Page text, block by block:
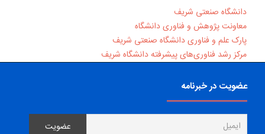
دانشگاه صنعتی شریف
معاونت پژوهش و فناوری دانشگاه
پارک علم و فناوری دانشگاه صنعتی شریف
مرکز رشد فناوری‌های پیشرفته دانشگاه شریف
عضویت در خبرنامه